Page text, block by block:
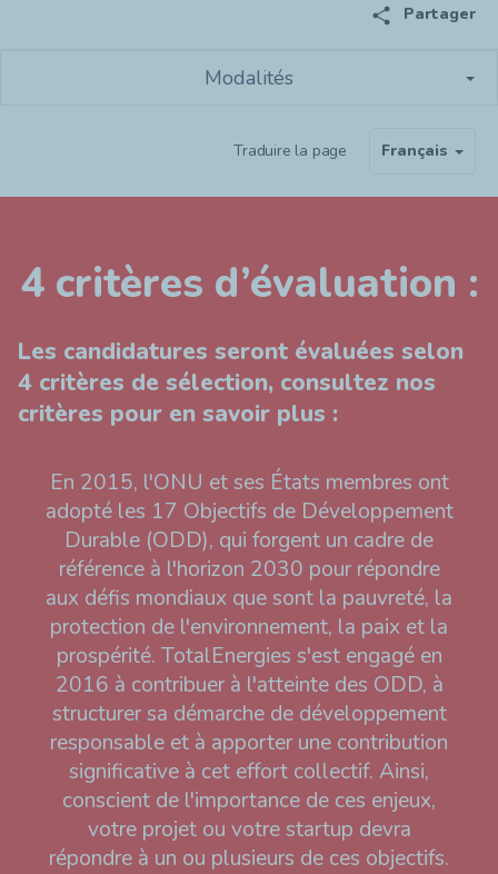
share Partager
Modalités
Traduire la page Français
4 critères d’évaluation :
Les candidatures seront évaluées selon
4 critères de sélection, consultez nos
critères pour en savoir plus :
En 2015, l'ONU et ses États membres ont
adopté les 17 Objectifs de Développement
Durable (ODD), qui forgent un cadre de
référence à l'horizon 2030 pour répondre
aux défis mondiaux que sont la pauvreté, la
protection de l'environnement, la paix et la
prospérité. TotalEnergies s'est engagé en
2016 à contribuer à l'atteinte des ODD, à
structurer sa démarche de développement
responsable et à apporter une contribution
significative à cet effort collectif. Ainsi,
conscient de l'importance de ces enjeux,
votre projet ou votre startup devra
répondre à un ou plusieurs de ces objectifs.